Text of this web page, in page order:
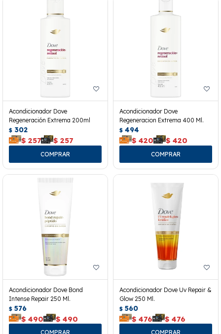
Acondicionador Dove
Regeneración Extrema 200ml
$ 302
$ 257 $ 257
Acondicionador Dove
Regeneracion Extrema 400 Ml.
$ 494
$ 420 $ 420
Acondicionador Dove Bond
Intense Repair 250 Ml.
$ 576
$ 490 $ 490
Acondicionador Dove Uv Repair &
Glow 250 Ml.
$ 560
$ 476 $ 476